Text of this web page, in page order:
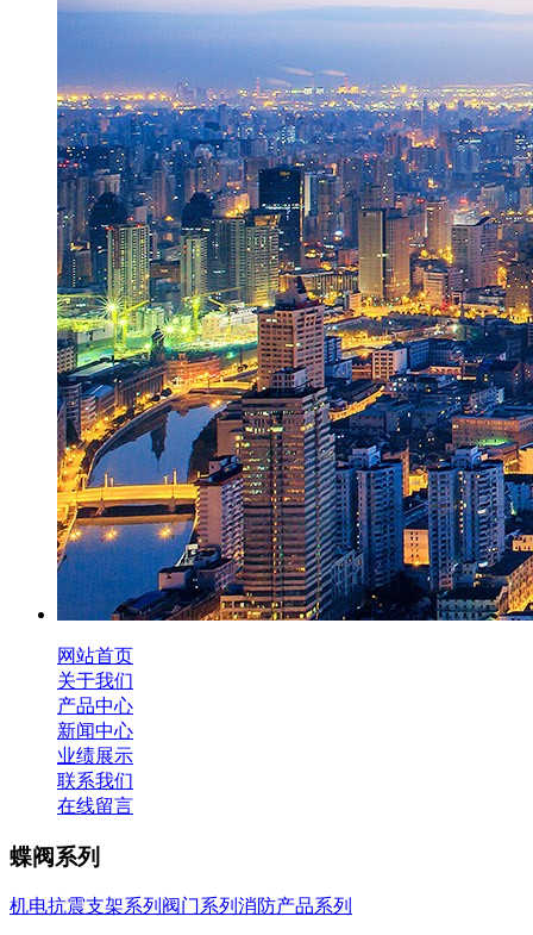
网站首页
关于我们
产品中心
新闻中心
业绩展示
联系我们
在线留言
蝶阀系列
机电抗震支架系列 阀门系列 消防产品系列